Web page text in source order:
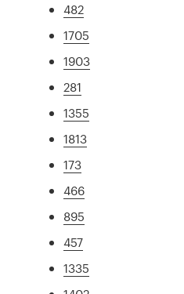
482
1705
1903
281
1355
1813
173
466
895
457
1335